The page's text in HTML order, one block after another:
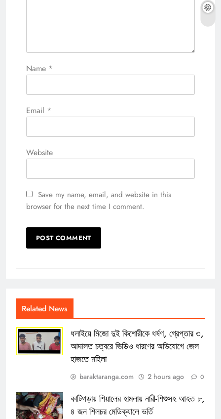
Name *
Email *
Website
Save my name, email, and website in this
browser for the next time I comment.
Related News
ধলাইয়ে মিজো দুই কিশোরীকে ধর্ষণ, গ্রেপ্তার ৩,
আদালত চত্বরে ভিডিও ধারণের অভিযোগে জেল
হাজতে মহিলা
baraktaranga.com 2 hours ago 0
কাটিগড়ায় শিয়ালের হামলায় নারী-শিশুসহ আহত ৮,
৪ জন শিলচর মেডিক্যালে ভর্তি